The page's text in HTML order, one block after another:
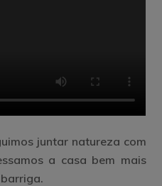
juntar natureza com
a casa bem mais